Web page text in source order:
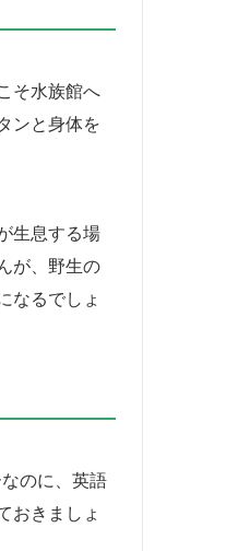
そ水族館へ
ンと身体を
生息する場
が、野生の
なるでしょ
のに、英語
おきましょ